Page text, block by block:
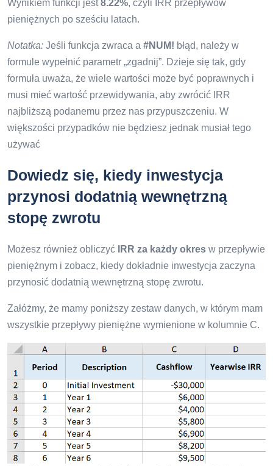
Wynikiem funkcji jest8.22%, czyli IRR przepływów
pieniężnych po sześciu latach.
Notatka: Jeśli funkcja zwraca a #NUM! błąd, należy w
formule wypełnić parametr „zgadnij”. Dzieje się tak, gdy
formuła uważa, że ​​wiele wartości może być poprawnych i
musi mieć wartość przewidywania, aby zwrócić IRR
najbliższą podanemu przez nas przypuszczeniu. W
większości przypadków nie będziesz jednak musiał tego
używać
Dowiedz się, kiedy inwestycja
przynosi dodatnią wewnętrzną
stopę zwrotu
Możesz również obliczyć IRR za każdy okres w przepływie
pieniężnym i zobacz, kiedy dokładnie inwestycja zaczyna
przynosić dodatnią wewnętrzną stopę zwrotu.
Załóżmy, że mamy poniższy zestaw danych, w którym mam
wszystkie przepływy pieniężne wymienione w kolumnie C.